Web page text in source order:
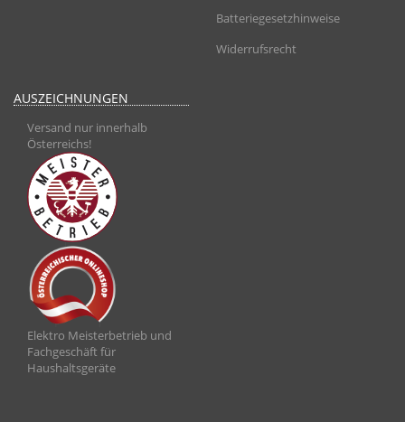
Batteriegesetzhinweise
Widerrufsrecht
AUSZEICHNUNGEN
Versand nur innerhalb
Österreichs!
Elektro Meisterbetrieb und
Fachgeschäft für
Haushaltsgeräte